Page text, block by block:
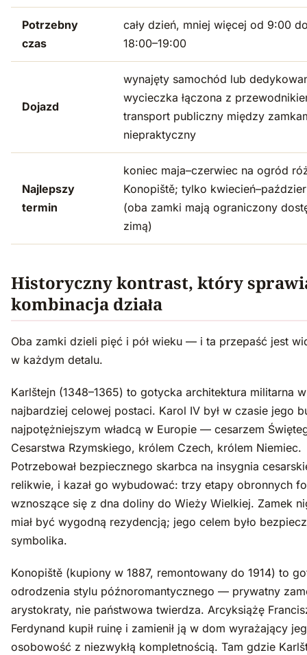
Potrzebny
czas
cały dzień, mniej więcej od 9:00
18:00–19:00
Dojazd
wynajęty samochód lub
wycieczka łączona z
transport publiczny między
niepraktyczny
Najlepszy
termin
koniec maja–czerwiec na ogród
Konopiště; tylko
(oba zamki mają ograniczony
zimą)
Historyczny kontrast, który
kombinacja działa
Oba zamki dzieli pięć i pół wieku — i ta przepaść jest
w każdym detalu.
Karlštejn (1348–1365) to gotycka architektura militarna
najbardziej celowej postaci. Karol IV był w czasie jego
najpotężniejszym władcą w Europie — cesarzem
Cesarstwa Rzymskiego, królem Czech, królem Niemiec.
Potrzebował bezpiecznego skarbca na insygnia
relikwie, i kazał go wybudować: trzy etapy obronnych
wznoszące się z dna doliny do Wieży Wielkiej. Zamek
miał być wygodną rezydencją; jego celem było
symbolika.
Konopiště (kupiony w 1887, remontowany do 1914) to
odrodzenia stylu późnoromantycznego — prywatny
arystokraty, nie państwowa twierdza. Arcyksiążę
Ferdynand kupił ruinę i zamienił ją w dom wyrażający
osobowość z niezwykłą kompletnością. Tam gdzie